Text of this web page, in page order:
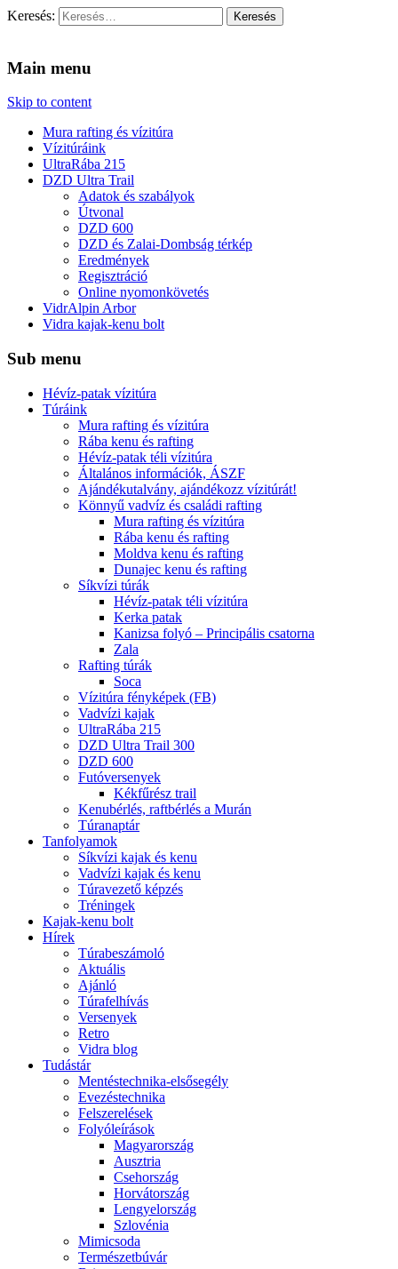
Keresés:
Main menu
Skip to content
Mura rafting és vízitúra
Vízitúráink
UltraRába 215
DZD Ultra Trail
Adatok és szabályok
Útvonal
DZD 600
DZD és Zalai-Dombság térkép
Eredmények
Regisztráció
Online nyomonkövetés
VidrAlpin Arbor
Vidra kajak-kenu bolt
Sub menu
Hévíz-patak vízitúra
Túráink
Mura rafting és vízitúra
Rába kenu és rafting
Hévíz-patak téli vízitúra
Általános információk, ÁSZF
Ajándékutalvány, ajándékozz vízitúrát!
Könnyű vadvíz és családi rafting
Mura rafting és vízitúra
Rába kenu és rafting
Moldva kenu és rafting
Dunajec kenu és rafting
Síkvízi túrák
Hévíz-patak téli vízitúra
Kerka patak
Kanizsa folyó – Principális csatorna
Zala
Rafting túrák
Soca
Vízitúra fényképek (FB)
Vadvízi kajak
UltraRába 215
DZD Ultra Trail 300
DZD 600
Futóversenyek
Kékfűrész trail
Kenubérlés, raftbérlés a Murán
Túranaptár
Tanfolyamok
Síkvízi kajak és kenu
Vadvízi kajak és kenu
Túravezető képzés
Tréningek
Kajak-kenu bolt
Hírek
Túrabeszámoló
Aktuális
Ajánló
Túrafelhívás
Versenyek
Retro
Vidra blog
Tudástár
Mentéstechnika-elsősegély
Evezéstechnika
Felszerelések
Folyóleírások
Magyarország
Ausztria
Csehország
Horvátország
Lengyelország
Szlovénia
Mimicsoda
Természetbúvár